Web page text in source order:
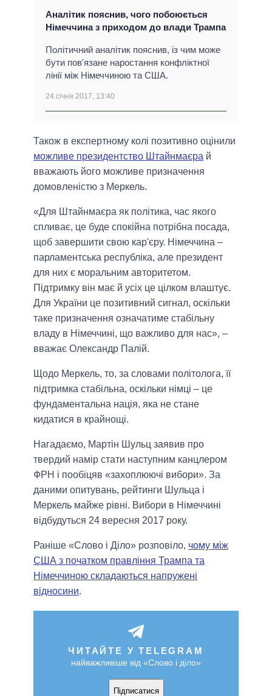
Аналітик пояснив, чого побоюється
Німеччина з приходом до влади Трампа
Політичний аналітик пояснив, із чим може
бути пов'язане наростання конфліктної
лінії між Німеччиною та США.
24 січня 2017, 13:40
Також в експертному колі позитивно оцінили
можливе президентство Штайнмаєра й
вважають його можливе призначення
домовленістю з Меркель.
«Для Штайнмаєра як політика, час якого
спливає, це буде спокійна потрібна посада,
щоб завершити свою кар'єру. Німеччина –
парламентська республіка, але президент
для них є моральним авторитетом.
Підтримку він має й усіх це цілком влаштує.
Для України це позитивний сигнал, оскільки
таке призначення означатиме стабільну
владу в Німеччині, що важливо для нас», –
вважає Олександр Палій.
Щодо Меркель, то, за словами політолога, її
підтримка стабільна, оскільки німці – це
фундаментальна нація, яка не стане
кидатися в крайнощі.
Нагадаємо, Мартін Шульц заявив про
твердий намір стати наступним канцлером
ФРН і пообіцяв «захоплюючі вибори». За
даними опитувань, рейтинги Шульца і
Меркель майже рівні. Вибори в Німеччині
відбудуться 24 вересня 2017 року.
Раніше «Слово і Діло» розповіло, чому між
США з початком правління Трампа та
Німеччиною складаються напружені
відносини.
ЧИТАЙТЕ У TELEGRAM
найважливіше від «Слово і діло»
Підписатися